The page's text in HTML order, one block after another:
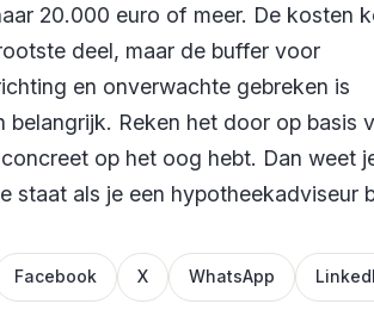
20.000 euro of meer. De kosten
deel, maar de buffer voor
en onverwachte gebreken is
belangrijk. Reken het door op basis
op het oog hebt. Dan weet
staat als je een hypotheekadviseur
Facebook X WhatsApp